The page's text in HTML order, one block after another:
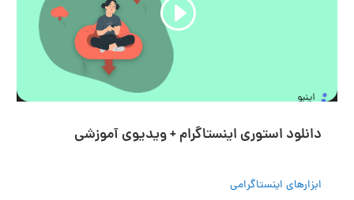
دانلود استوری اینستاگرام + ویدیوی آموزشی
ابزارهای اینستاگرامی